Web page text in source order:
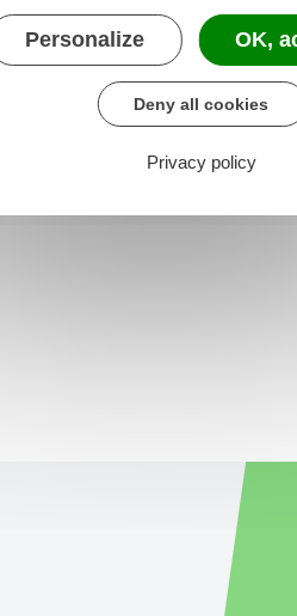
Personalize OK,
Deny all cookies
Privacy policy